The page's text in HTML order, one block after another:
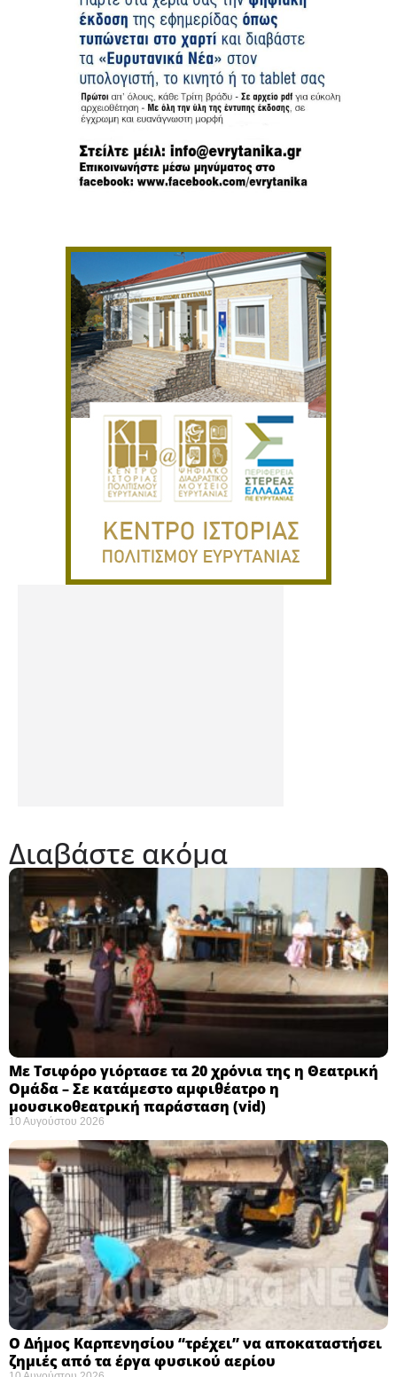
Διαβάστε ακόμα
Με Τσιφόρο γιόρτασε τα 20 χρόνια της η Θεατρική
Ομάδα – Σε κατάμεστο αμφιθέατρο η
μουσικοθεατρική παράσταση (vid)
10 Αυγούστου 2026
Ο Δήμος Καρπενησίου “τρέχει” να αποκαταστήσει
ζημιές από τα έργα φυσικού αερίου